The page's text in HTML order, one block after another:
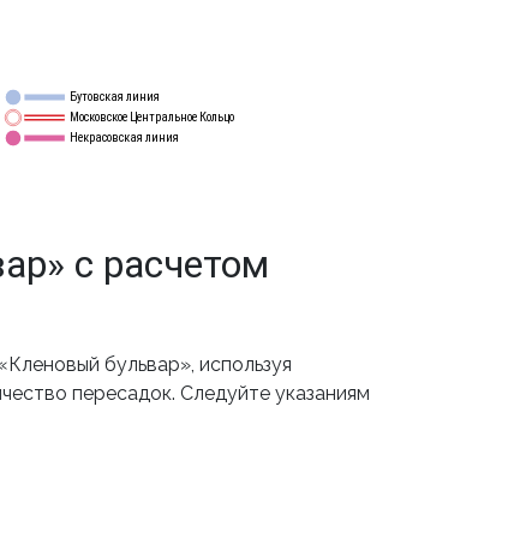
Бутовская линия
Московское Центральное Кольцо
Некрасовская линия
с расчетом
бульвар», используя
пересадок. Следуйте указаниям